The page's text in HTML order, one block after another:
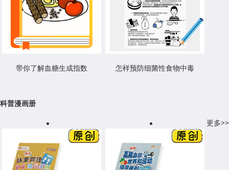
带你了解血糖生成指数 怎样预防细菌性食物中毒
科普漫画册
更多>>